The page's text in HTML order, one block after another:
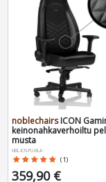
noblechairsICON
keinonahkaverhoiltu
musta
NBL-ICN-PU-BLA
star star star star star (1)
359,90 €